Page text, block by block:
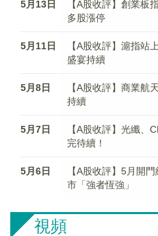
5月13日
【A股收評】創業板
多股漲停
5月11日
【A股收評】滬指站
盛宴持續
5月8日
【A股收評】商業航
持續
5月7日
【A股收評】光纖、
完待續！
5月6日
【A股收評】5月開
市「強者恆強」
視頻